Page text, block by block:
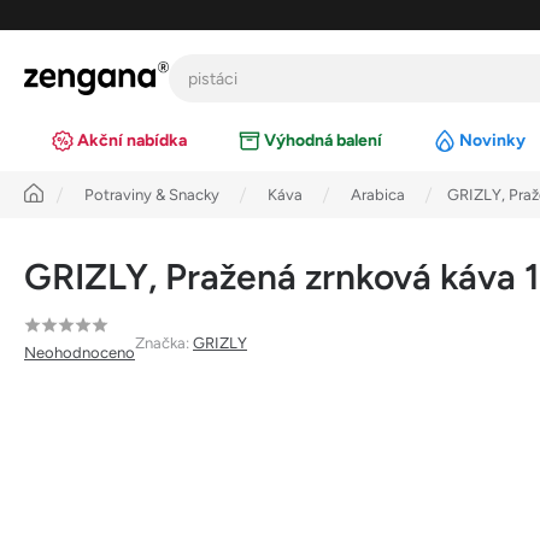
obsah
Akční nabídka Výhodná balení Novinky
Úvod Potraviny & Snacky Káva Arabica GRIZLY,
GRIZLY, Pražená zrnková
Průměrné
hodnocení
Neohodnoceno
Značka: GRIZLY